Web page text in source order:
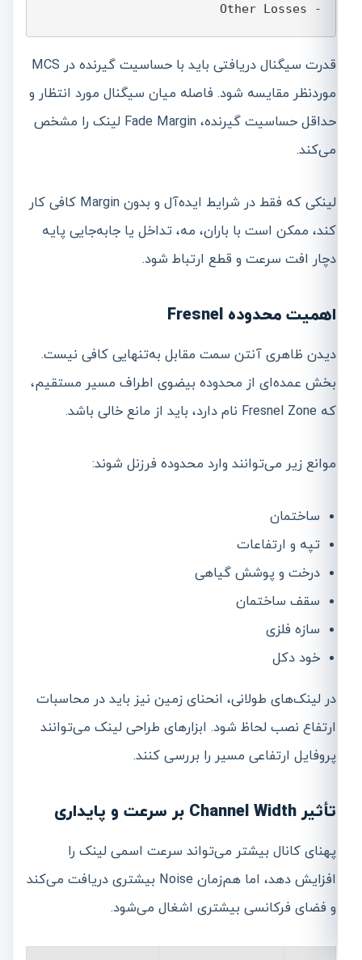
- Other Losses
قدرت سیگنال دریافتی باید با حساسیت گیرنده در MCS
موردنظر مقایسه شود. فاصله میان سیگنال مورد انتظار و
حداقل حساسیت گیرنده، Fade Margin لینک را مشخص
می‌کند.
لینکی که فقط در شرایط ایده‌آل و بدون Margin کافی کار
کند، ممکن است با باران، مه، تداخل یا جابه‌جایی پایه
دچار افت سرعت و قطع ارتباط شود.
اهمیت محدوده Fresnel
دیدن ظاهری آنتن سمت مقابل به‌تنهایی کافی نیست.
بخش عمده‌ای از محدوده بیضوی اطراف مسیر مستقیم،
که Fresnel Zone نام دارد، باید از مانع خالی باشد.
موانع زیر می‌توانند وارد محدوده فرزنل شوند:
ساختمان
تپه و ارتفاعات
درخت و پوشش گیاهی
سقف ساختمان
سازه فلزی
خود دکل
در لینک‌های طولانی، انحنای زمین نیز باید در محاسبات
ارتفاع نصب لحاظ شود. ابزارهای طراحی لینک می‌توانند
پروفایل ارتفاعی مسیر را بررسی کنند.
تأثیر Channel Width بر سرعت و پایداری
پهنای کانال بیشتر می‌تواند سرعت اسمی لینک را
افزایش دهد، اما هم‌زمان Noise بیشتری دریافت می‌کند
و فضای فرکانسی بیشتری اشغال می‌شود.